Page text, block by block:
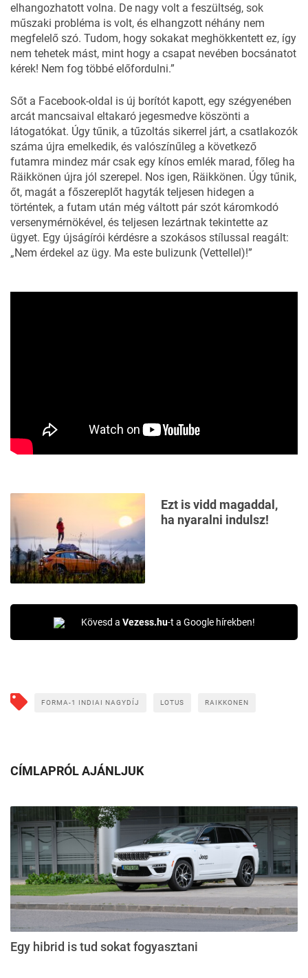
elhangozhatott volna. De nagy volt a feszültség, sok
műszaki probléma is volt, és elhangzott néhány nem
megfelelő szó. Tudom, hogy sokakat meghökkentett ez, így
nem tehetek mást, mint hogy a csapat nevében bocsánatot
kérek! Nem fog többé előfordulni.”
Sőt a Facebook-oldal is új borítót kapott, egy szégyenében
arcát mancsaival eltakaró jegesmedve köszönti a
látogatókat. Úgy tűnik, a tűzoltás sikerrel járt, a csatlakozók
száma újra emelkedik, és valószínűleg a következő
futamra mindez már csak egy kínos emlék marad, főleg ha
Räikkönen újra jól szerepel. Nos igen, Räikkönen. Úgy tűnik,
őt, magát a főszereplőt hagyták teljesen hidegen a
történtek, a futam után még váltott pár szót káromkodó
versenymérnökével, és teljesen lezártnak tekintette az
ügyet. Egy újságírói kérdésre a szokásos stílussal reagált:
„Nem érdekel az ügy. Ma este bulizunk (Vettellel)!”
Ezt is vidd magaddal,
ha nyaralni indulsz!
Kövesd a Vezess.hu-t a Google hírekben!
FORMA-1 INDIAI NAGYDÍJ LOTUS RAIKKONEN
CÍMLAPRÓL AJÁNLJUK
Egy hibrid is tud sokat fogyasztani